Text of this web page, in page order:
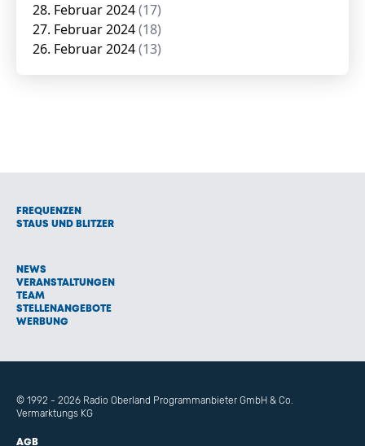
28. Februar 2024(17)
27. Februar 2024(18)
26. Februar 2024(13)
FREQUENZEN
STAUS UND BLITZER
NEWS
VERANSTALTUNGEN
TEAM
STELLENANGEBOTE
WERBUNG
© 1992 - 2026 Radio Oberland Programmanbieter GmbH & Co.
Vermarktungs KG
AGB